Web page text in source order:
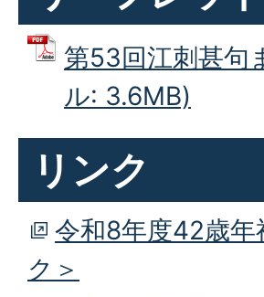
第53回江刺甚句
ル: 3.6MB)
リンク
令和8年度42歳
ク＞